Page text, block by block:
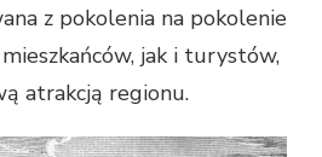
z pokolenia na pokolenie
jak i turystów,
atrakcją regionu.